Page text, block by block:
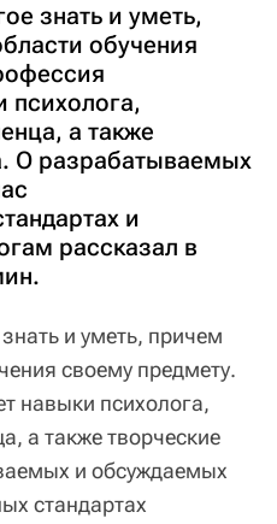
знать и уметь,
обучения
психолога,
а также
О разрабатываемых
и
рассказал в
и уметь, причем
своему предмету.
навыки психолога,
а также творческие
и обсуждаемых
стандартах